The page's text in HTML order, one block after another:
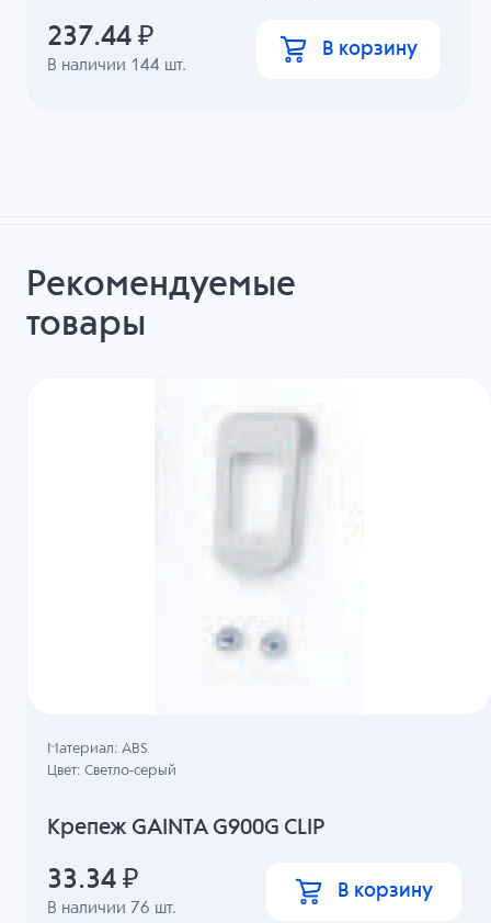
В наличии 144 шт.
237.44 ₽ В корзину
Рекомендуемые
товары
Крепеж GAINTA G900G CLIP
В наличии 76 шт.
Материал: ABS
Цвет: Светло-серый
33.34 ₽ В корзину